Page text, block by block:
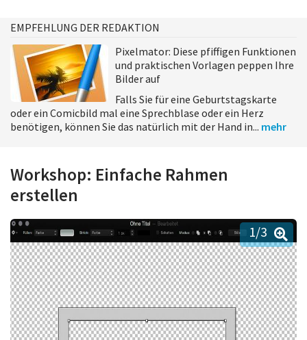
EMPFEHLUNG DER REDAKTION
Pixelmator: Diese pfiffigen Funktionen
und praktischen Vorlagen peppen Ihre
Bilder auf
Falls Sie für eine Geburtstagskarte
oder ein Comicbild mal eine Sprechblase oder ein Herz
benötigen, können Sie das natürlich mit der Hand in... mehr
Workshop: Einfache Rahmen
erstellen
1/3